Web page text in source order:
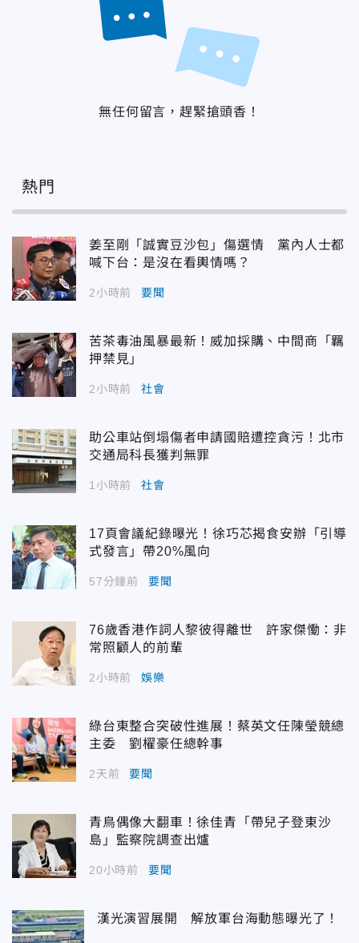
無任何留言，趕緊搶頭香！
熱門
姜至剛「誠實豆沙包」傷選情 黨內人士都
喊下台：是沒在看輿情嗎？
2小時前 要聞
苦茶毒油風暴最新！威加採購、中間商「羈
押禁見」
2小時前 社會
助公車站倒塌傷者申請國賠遭控貪污！北市
交通局科長獲判無罪
1小時前 社會
17頁會議紀錄曝光！徐巧芯揭食安辦「引導
式發言」帶20%風向
57分鐘前 要聞
76歲香港作詞人黎彼得離世 許家傑慟：非
常照顧人的前輩
2小時前 娛樂
綠台東整合突破性進展！蔡英文任陳瑩競總
主委 劉櫂豪任總幹事
2天前 要聞
青鳥偶像大翻車！徐佳青「帶兒子登東沙
島」監察院調查出爐
20小時前 要聞
漢光演習展開 解放軍台海動態曝光了！